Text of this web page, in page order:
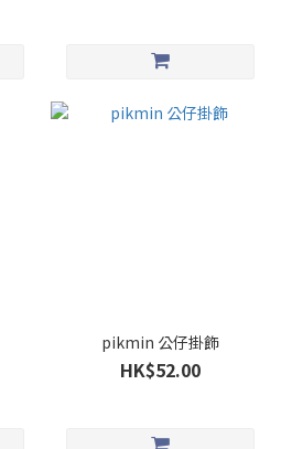
pikmin 公仔掛飾
HK$52.00